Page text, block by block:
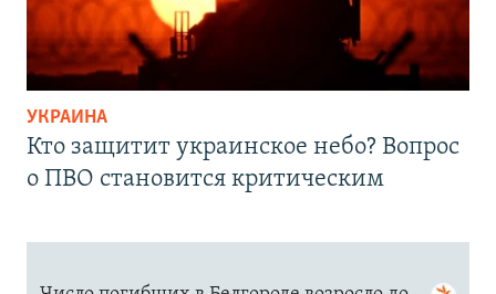
УКРАИНА
Кто защитит украинское небо? Вопрос
о ПВО становится критическим